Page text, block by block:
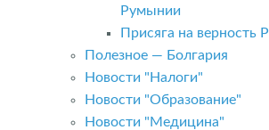
Румынии
Присяга на верность
Полезное — Болгария
Новости "Налоги"
Новости "Образование"
Новости "Медицина"